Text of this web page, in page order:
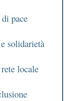
pace
solidarietà
locale